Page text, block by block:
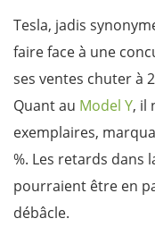
Tesla, jadis
faire face à une
ses ventes chuter à
Quant au Model Y, il
exemplaires,
%. Les retards dans
pourraient être en
débâcle.